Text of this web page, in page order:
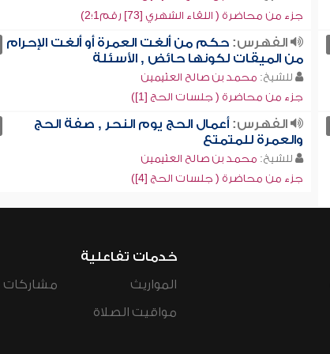
جزء من محاضرة ( اللقاء الشهري [73] رقم1؛2)
الفهرس: حكم من ألغت العمرة أو ألغت الإحرام
من الميقات لكونها حائض , الأسئلة
للشيخ: محمد بن صالح العثيمين
جزء من محاضرة ( جلسات الحج [1])
الفهرس: أعمال الحج يوم النحر , صفة الحج
والعمرة للمتمتع
للشيخ: محمد بن صالح العثيمين
جزء من محاضرة ( جلسات الحج [4])
خدمات تفاعلية
المواريث
مواقيت الصلاة
مشاركات